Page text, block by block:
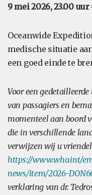
9 mei 2026, 23.00 uur
Oceanwide
medische situatie
een goed einde te
Voor een
van passagiers en
momenteel aan boord
die in verschillende
verwijzen wij u
https://www.who.int/
news/item/2026-
verklaring van dr.